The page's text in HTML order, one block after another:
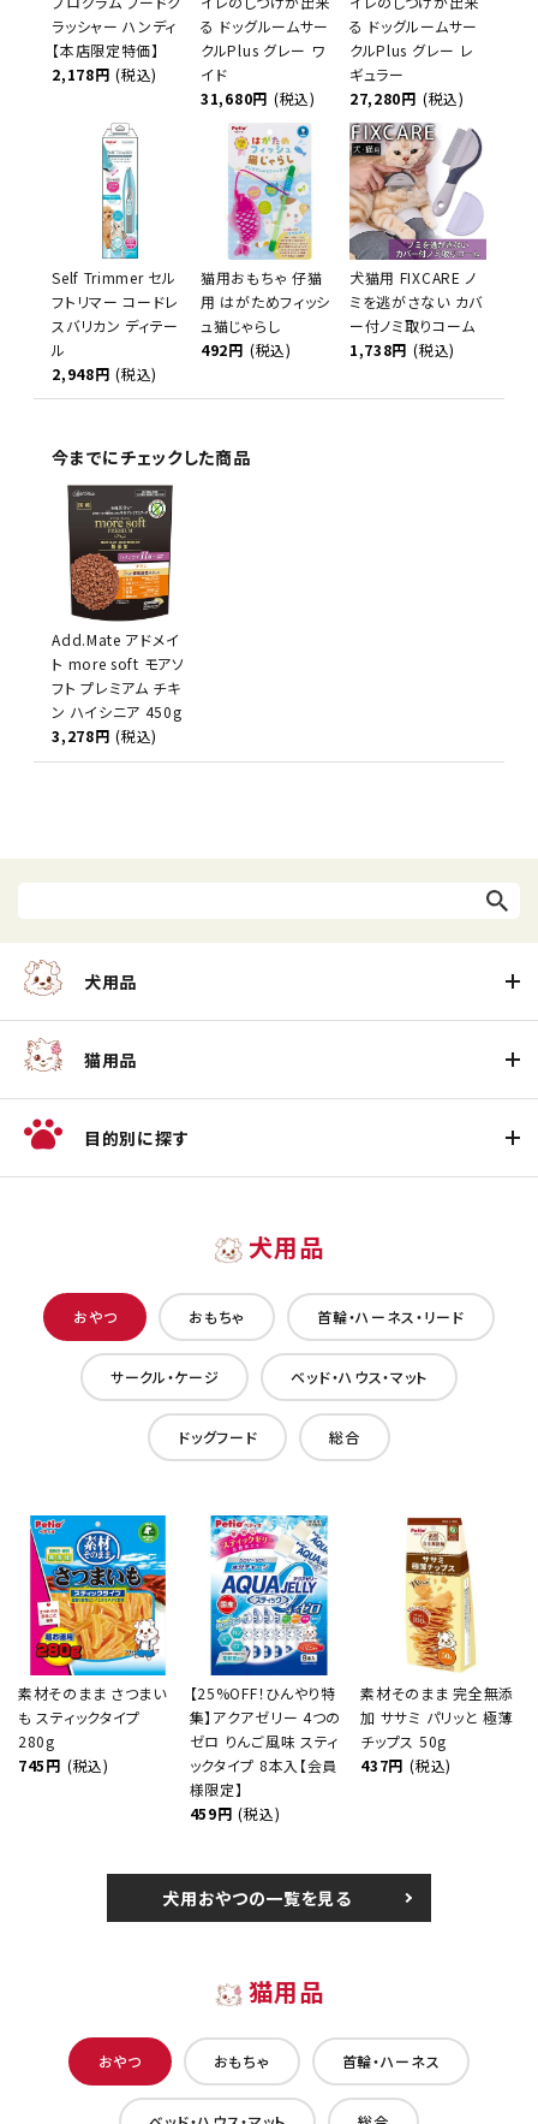
ラッシャー ハンディ
【本店限定特価】
2,178円 (税込)
る ドッグルームサー
クルPlus グレー ワ
イド
31,680円 (税込)
る ドッグルームサー
クルPlus グレー レ
ギュラー
27,280円 (税込)
Self Trimmer セル
フトリマー コードレ
スバリカン ディテー
ル
2,948円 (税込)
猫用おもちゃ 仔猫
用 はがためフィッシ
ュ猫じゃらし
492円 (税込)
犬猫用 FIXCARE ノ
ミを逃がさない カバ
ー付ノミ取りコーム
1,738円 (税込)
今までにチェックした商品
Add.Mate アドメイ
ト more soft モアソ
フト プレミアム チキ
ン ハイシニア 450g
3,278円 (税込)
犬用品
猫用品
目的別に探す
犬用品
おやつ おもちゃ 首輪・ハーネス・リード
サークル・ケージ ベッド・ハウス・マット
ドッグフード 総合
素材そのまま さつまい
も スティックタイプ
280g
745円 (税込)
【25%OFF！ひんやり特
集】アクアゼリー 4つの
ゼロ りんご風味 スティ
ックタイプ 8本入【会員
様限定】
459円 (税込)
素材そのまま 完全無添
加 ササミ パリッと 極薄
チップス 50g
437円 (税込)
犬用おやつの一覧を見る
猫用品
おやつ おもちゃ 首輪・ハーネス